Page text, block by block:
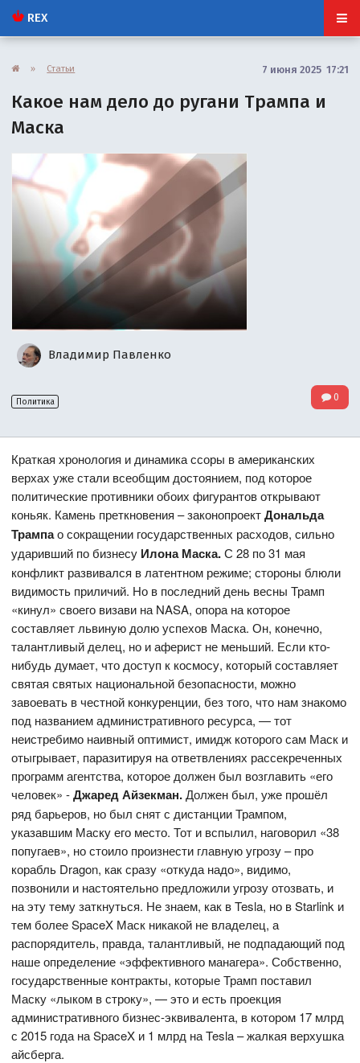
REX
» Статьи 7 июня 2025 17:21
Какое нам дело до ругани Трампа и
Маска
Владимир Павленко
Политика 0
Краткая хронология и динамика ссоры в американских
верхах уже стали всеобщим достоянием, под которое
политические противники обоих фигурантов открывают
коньяк. Камень преткновения – законопроектДональда
Трампао сокращении государственных расходов, сильно
ударивший по бизнесу Илона Маска.С 28 по 31 мая
конфликт развивался в латентном режиме; стороны блюли
видимость приличий. Но в последний день весны Трамп
«кинул» своего визави на NASA, опора на которое
составляет львиную долю успехов Маска. Он, конечно,
талантливый делец, но и аферист не меньший. Если кто-
нибудь думает, что доступ к космосу, который составляет
святая святых национальной безопасности, можно
завоевать в честной конкуренции, без того, что нам знакомо
под названием административного ресурса, — тот
неистребимо наивный оптимист, имидж которого сам Маск и
отыгрывает, паразитируя на ответвлениях рассекреченных
программ агентства, которое должен был возглавить «его
человек» -Джаред Айзекман.Должен был, уже прошёл
ряд барьеров, но был снят с дистанции Трампом,
указавшим Маску его место. Тот и вспылил, наговорил «38
попугаев», но стоило произнести главную угрозу – про
корабль Dragon, как сразу «откуда надо», видимо,
позвонили и настоятельно предложили угрозу отозвать, и
на эту тему заткнуться. Не знаем, как в Tesla, но в Starlink и
тем более SpaceX Маск никакой не владелец, а
распорядитель, правда, талантливый, не подпадающий под
наше определение «эффективного манагера». Собственно,
государственные контракты, которые Трамп поставил
Маску «лыком в строку», — это и есть проекция
административного бизнес-эквивалента, в котором 17 млрд
с 2015 года на SpaceX и 1 млрд на Tesla – жалкая верхушка
айсберга.